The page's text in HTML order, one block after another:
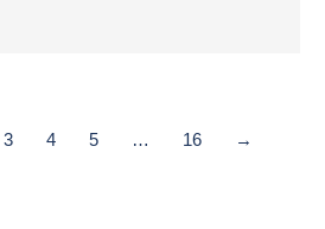
3 4 5 … 16 →